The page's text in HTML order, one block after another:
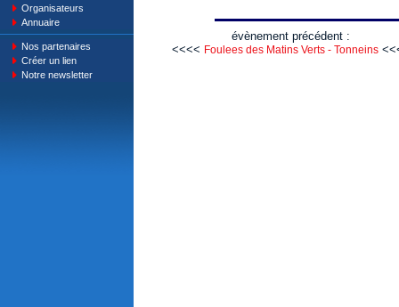
Organisateurs
Annuaire
Nos partenaires
Créer un lien
Notre newsletter
évènement précédent :
<<<< Foulees des Matins Verts - Tonneins